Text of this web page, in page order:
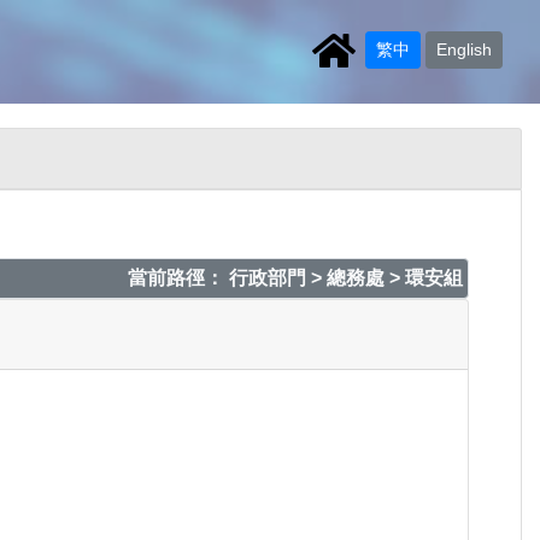
繁中 English
當前路徑： 行政部門 > 總務處 > 環安組